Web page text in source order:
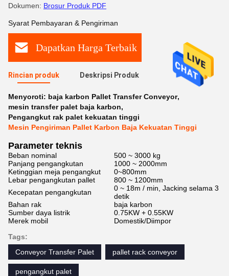
Dokumen: Brosur Produk PDF
Syarat Pembayaran & Pengiriman
Dapatkan Harga Terbaik
Rincian produk Deskripsi Produk
Menyoroti: baja karbon Pallet Transfer Conveyor,
mesin transfer palet baja karbon,
Pengangkut rak palet kekuatan tinggi
Mesin Pengiriman Pallet Karbon Baja Kekuatan Tinggi
Parameter teknis
Beban nominal
500 ~ 3000 kg
Panjang pengangkutan
1000 ~ 2000mm
Ketinggian meja pengangkut
0~800mm
Lebar pengangkutan pallet
800 ~ 1200mm
Kecepatan pengangkutan
0 ~ 18m / min, Jacking selama 3
detik
Bahan rak
baja karbon
Sumber daya listrik
0.75KW + 0.55KW
Merek mobil
Domestik/Diimpor
Tags:
Conveyor Transfer Palet
pallet rack conveyor
pengangkut palet